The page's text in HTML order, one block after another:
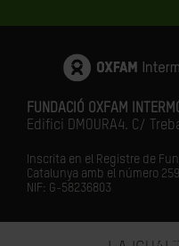
FUNDACIÓ OXFAM
Edifici DMOURA4. C/
Inscrita en el Registre de
Catalunya amb el número
NIF: G-58236803